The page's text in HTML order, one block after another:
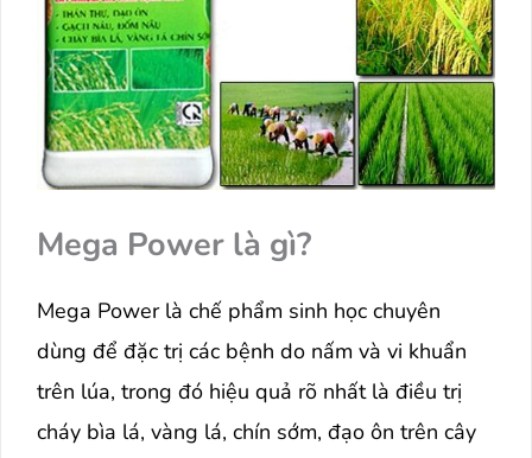
Mega Power là gì?
Mega Power là chế phẩm sinh học chuyên
dùng để đặc trị các bệnh do nấm và vi khuẩn
trên lúa, trong đó hiệu quả rõ nhất là điều trị
cháy bìa lá, vàng lá, chín sớm, đạo ôn trên cây